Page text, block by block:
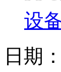
设
日期